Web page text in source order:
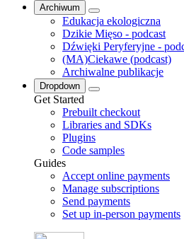
Archiwum
Edukacja ekologiczna
Dzikie Mięso - podcast
Dźwięki Peryferyjne -
(MA)Ciekawe (podcast)
Archiwalne publikacje
Dropdown
Get Started
Prebuilt checkout
Libraries and SDKs
Plugins
Code samples
Guides
Accept online payments
Manage subscriptions
Send payments
Set up in-person payments